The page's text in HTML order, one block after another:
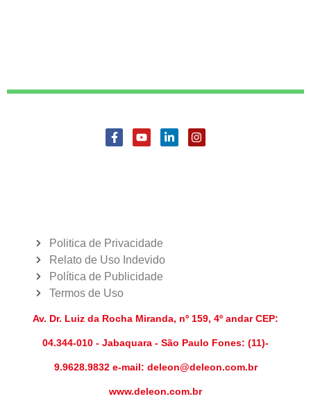
Politica de Privacidade
Relato de Uso Indevido
Política de Publicidade
Termos de Uso
Av. Dr. Luiz da Rocha Miranda, nº 159, 4º andar CEP:
04.344-010 - Jabaquara - São Paulo Fones: (11)-
9.9628.9832 e-mail: deleon@deleon.com.br
www.deleon.com.br